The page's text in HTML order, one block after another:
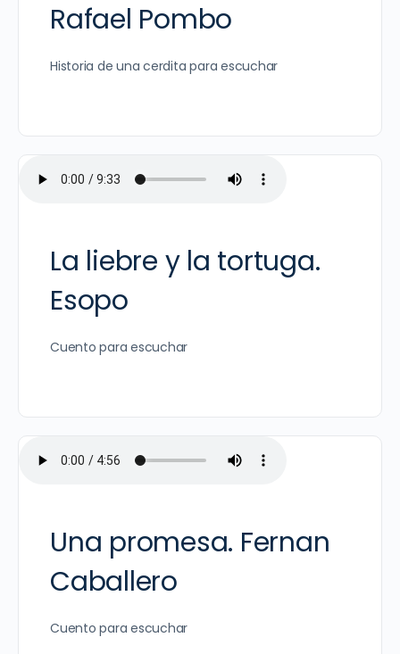
Rafael Pombo
Historia de una cerdita para escuchar
La liebre y la tortuga.
Esopo
Cuento para escuchar
Una promesa. Fernan
Caballero
Cuento para escuchar